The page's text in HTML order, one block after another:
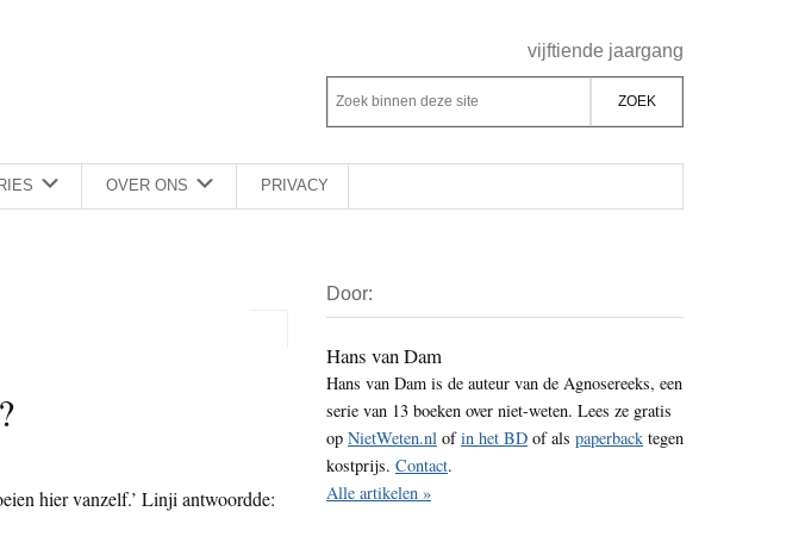
Rechts
vijftiende jaargang
Z
o
e
k
d
e
z
e
s
i
t
Z
o
k
b
n
n
e
z
e
OVER ONS PRIVACY
hier vanzelf.’ Linji antwoordde:
Sidebar
Door:
Hans van Dam
Hans van Dam is de auteur van de Agnosereeks, een
serie van 13 boeken over niet-weten. Lees ze gratis
op NietWeten.nl ofin het BD of als paperback tegen
kostprijs. Contact.
Alle artikelen »